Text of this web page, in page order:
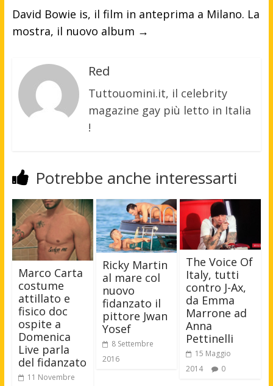
David Bowie is, il film in anteprima a Milano. La
mostra, il nuovo album →
Red
Tuttouomini.it, il celebrity
magazine gay più letto in Italia
!
Potrebbe anche interessarti
Marco Carta
costume
attillato e
fisico doc
ospite a
Domenica
Live parla
del fidanzato
11 Novembre
Ricky Martin
al mare col
nuovo
fidanzato il
pittore Jwan
Yosef
8 Settembre
2016
The Voice Of
Italy, tutti
contro J-Ax,
da Emma
Marrone ad
Anna
Pettinelli
15 Maggio
2014
0